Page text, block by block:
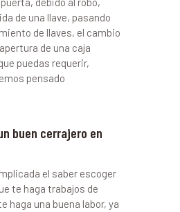
de una llave, pasando
de llaves, el cambio
de una caja
puedas requerir,
pensado
buen cerrajero en
el saber escoger
te haga trabajos de
haga una buena labor, ya